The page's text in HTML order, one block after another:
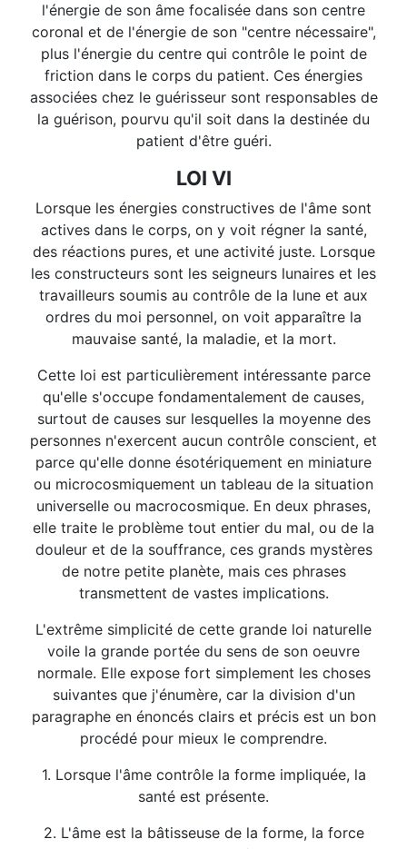
l'énergie de son âme focalisée dans son centre
coronal et de l'énergie de son "centre nécessaire",
plus l'énergie du centre qui contrôle le point de
friction dans le corps du patient. Ces énergies
associées chez le guérisseur sont responsables de
la guérison, pourvu qu'il soit dans la destinée du
patient d'être guéri.
LOI VI
Lorsque les énergies constructives de l'âme sont
actives dans le corps, on y voit régner la santé,
des réactions pures, et une activité juste. Lorsque
les constructeurs sont les seigneurs lunaires et les
travailleurs soumis au contrôle de la lune et aux
ordres du moi personnel, on voit apparaître la
mauvaise santé, la maladie, et la mort.
Cette loi est particulièrement intéressante parce
qu'elle s'occupe fondamentalement de causes,
surtout de causes sur lesquelles la moyenne des
personnes n'exercent aucun contrôle conscient, et
parce qu'elle donne ésotériquement en miniature
ou microcosmiquement un tableau de la situation
universelle ou macrocosmique. En deux phrases,
elle traite le problème tout entier du mal, ou de la
douleur et de la souffrance, ces grands mystères
de notre petite planète, mais ces phrases
transmettent de vastes implications.
L'extrême simplicité de cette grande loi naturelle
voile la grande portée du sens de son oeuvre
normale. Elle expose fort simplement les choses
suivantes que j'énumère, car la division d'un
paragraphe en énoncés clairs et précis est un bon
procédé pour mieux le comprendre.
1. Lorsque l'âme contrôle la forme impliquée, la
santé est présente.
2. L'âme est la bâtisseuse de la forme, la force